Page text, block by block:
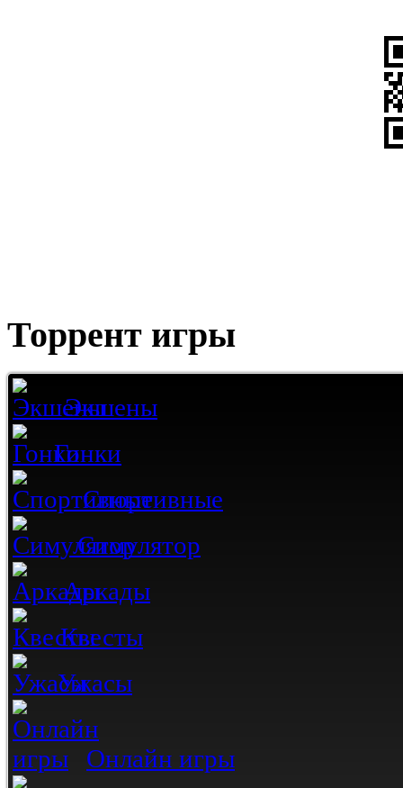
Торрент игры
Экшены
Гонки
Спортивные
Симулятор
Аркады
Квесты
Ужасы
Онлайн игры